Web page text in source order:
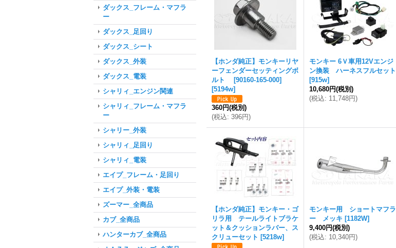
ダックス_フレーム・マフラ
ー
ダックス_足回り
ダックス_シート
ダックス_外装
ダックス_電装
シャリィ_エンジン関連
シャリィ_フレーム・マフラ
ー
シャリー_外装
シャリィ_足回り
シャリィ_電装
エイプ_フレーム・足回り
エイプ_外装・電装
ズーマー_全商品
カブ_全商品
ハンターカブ_全商品
【ホンダ純正】モンキーリヤ
ーフェンダーセッティングボ
ルト [90160-165-000]
[5194w]
360円(税別)
(税込: 396円)
モンキー 6Ｖ車用12Vエンジ
ン換装 ハーネスフルセット
[915w]
10,680円(税別)
(税込: 11,748円)
【ホンダ純正】モンキー・ゴ
リラ用 テールライトブラケ
ット＆クッションラバー、ス
クリューセット [5218w]
モンキー用 ショートマフラ
ー メッキ [1182W]
9,400円(税別)
(税込: 10,340円)